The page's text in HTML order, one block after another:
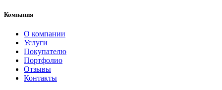
Компания
О компании
Услуги
Покупателю
Портфолио
Отзывы
Контакты